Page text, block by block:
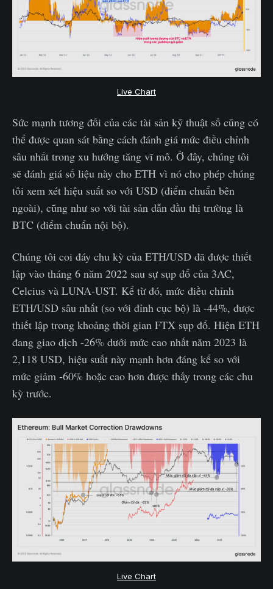
Live Chart
Sức mạnh tương đối của các tài sản kỹ thuật số cũng có
thể được quan sát bằng cách đánh giá mức điều chỉnh
sâu nhất trong xu hướng tăng vĩ mô. Ở đây, chúng tôi
sẽ đánh giá số liệu này cho ETH vì nó cho phép chúng
tôi xem xét hiệu suất so với USD (điểm chuẩn bên
ngoài), cũng như so với tài sản dẫn đầu thị trường là
BTC (điểm chuẩn nội bộ).
Chúng tôi coi đáy chu kỳ của ETH/USD đã được thiết
lập vào tháng 6 năm 2022 sau sự sụp đổ của 3AC,
Celcius và LUNA-UST. Kể từ đó, mức điều chỉnh
ETH/USD sâu nhất (so với đỉnh cục bộ) là -44%, được
thiết lập trong khoảng thời gian FTX sụp đổ. Hiện ETH
đang giao dịch -26% dưới mức cao nhất năm 2023 là
2,118 USD, hiệu suất này mạnh hơn đáng kể so với
mức giảm -60% hoặc cao hơn được thấy trong các chu
kỳ trước.
Live Chart